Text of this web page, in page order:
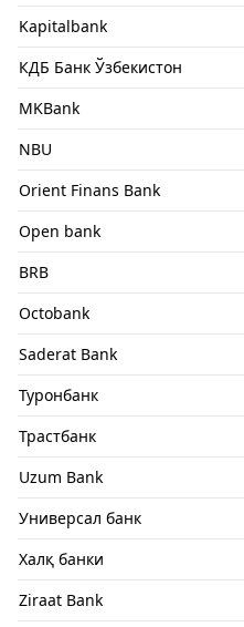
Kapitalbank
КДБ Банк Ўзбекистон
MKBank
NBU
Orient Finans Bank
Open bank
BRB
Octobank
Saderat Bank
Туронбанк
Трастбанк
Uzum Bank
Универсал банк
Халқ банки
Ziraat Bank